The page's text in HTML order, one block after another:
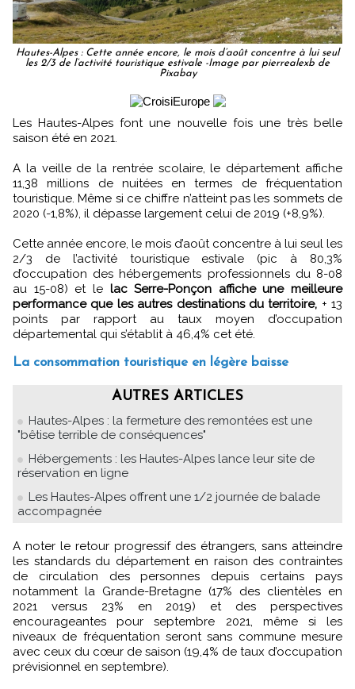
Hautes-Alpes : Cette année encore, le mois d’août concentre à lui seul
les 2/3 de l’activité touristique estivale -Image par pierrealexb de
Pixabay
Les Hautes-Alpes font une nouvelle fois une très belle
saison été en 2021.
A la veille de la rentrée scolaire, le département affiche
11,38 millions de nuitées en termes de fréquentation
touristique. Même si ce chiffre n’atteint pas les sommets de
2020 (-1,8%), il dépasse largement celui de 2019 (+8,9%).
Cette année encore, le mois d’août concentre à lui seul les
2/3 de l’activité touristique estivale (pic à 80,3%
d’occupation des hébergements professionnels du 8-08
au 15-08) et lelac Serre-Ponçon affiche une meilleure
performance que les autres destinations du territoire, + 13
points par rapport au taux moyen d’occupation
départemental qui s’établit à 46,4% cet été.
La consommation touristique en légère baisse
AUTRES ARTICLES
Hautes-Alpes : la fermeture des remontées est une
"bêtise terrible de conséquences"
Hébergements : les Hautes-Alpes lance leur site de
réservation en ligne
Les Hautes-Alpes offrent une 1/2 journée de balade
accompagnée
A noter le retour progressif des étrangers, sans atteindre
les standards du département en raison des contraintes
de circulation des personnes depuis certains pays
notamment la Grande-Bretagne (17% des clientèles en
2021 versus 23% en 2019) et des perspectives
encourageantes pour septembre 2021, même si les
niveaux de fréquentation seront sans commune mesure
avec ceux du cœur de saison (19,4% de taux d’occupation
prévisionnel en septembre).